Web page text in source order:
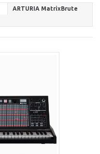
ARTURIA MatrixBrute